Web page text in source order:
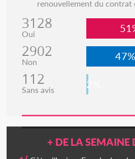
renouvellement du contrat
3128
Oui
2902
Non 47%
112
Sans avis 2%
+ DE LA SEMAINE